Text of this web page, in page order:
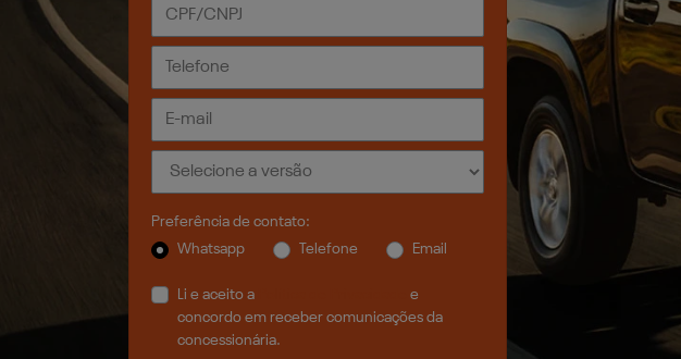
Preferência de contato:
Whatsapp
Telefone Email
Li e aceito a
e
concordo em receber comunicações da
concessionária.